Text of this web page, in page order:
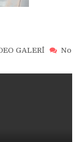
GALERİ
No